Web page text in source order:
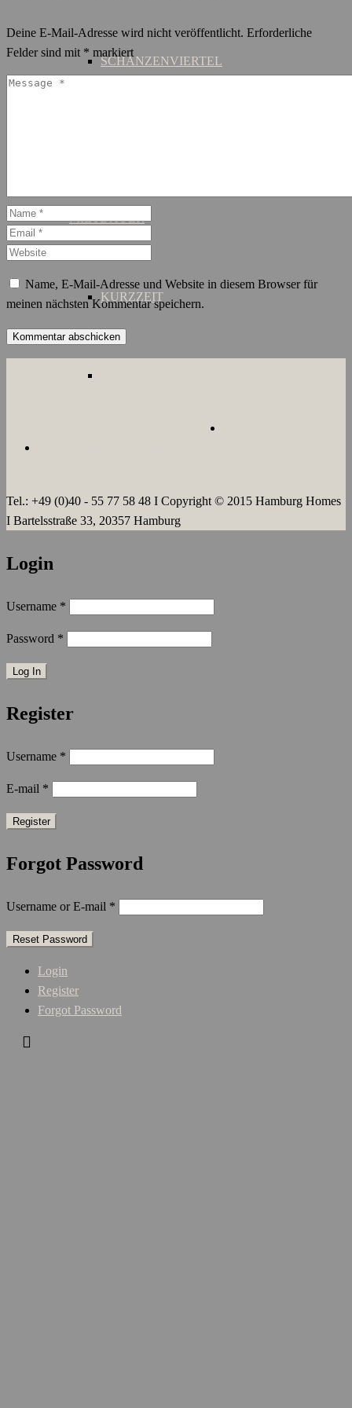
SCHANZENVIERTEL
MIETDAUER
KURZZEIT
Deine E-Mail-Adresse wird nicht veröffentlicht. Erforderliche
Felder sind mit * markiert
Name, E-Mail-Adresse und Website in diesem Browser für
meinen nächsten Kommentar speichern.
Tel.: +49 (0)40 - 55 77 58 48 I Copyright © 2015 Hamburg Homes
I Bartelsstraße 33, 20357 Hamburg
Login
Username *
Password *
Register
Username *
E-mail *
Forgot Password
Username or E-mail *
Login
Register
Forgot Password